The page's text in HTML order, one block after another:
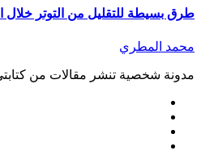
طرق بسيطة للتقليل من التوتر خلال
محمد المطري
مدونة شخصية تنشر مقالات من